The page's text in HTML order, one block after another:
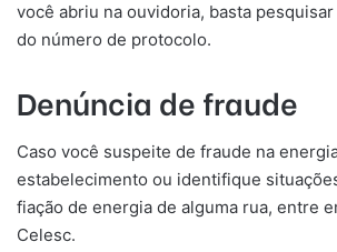
você abriu na ouvidoria, basta
do número de protocolo.
Denúncia de fraude
Caso você suspeite de fraude na
estabelecimento ou identifique
fiação de energia de alguma rua, entre
Celesc.